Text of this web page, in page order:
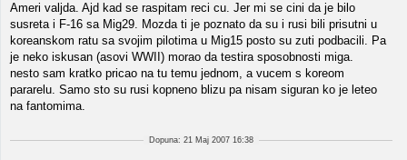
Ameri valjda. Ajd kad se raspitam reci cu. Jer mi se cini da je bilo
susreta i F-16 sa Mig29. Mozda ti je poznato da su i rusi bili prisutni u
koreanskom ratu sa svojim pilotima u Mig15 posto su zuti podbacili. Pa
je neko iskusan (asovi WWII) morao da testira sposobnosti miga.
nesto sam kratko pricao na tu temu jednom, a vucem s koreom
pararelu. Samo sto su rusi kopneno blizu pa nisam siguran ko je leteo
na fantomima.
Dopuna: 21 Maj 2007 16:38